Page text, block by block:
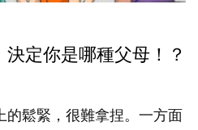
決定你是哪種父母！？
的鬆緊，很難拿捏。一方面